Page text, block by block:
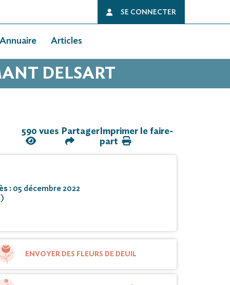
SE CONNECTER
Annuaire Articles
DELSART
590 vues Partager Imprimer le faire-
part
: 05 décembre 2022
ENVOYER DES FLEURS DE DEUIL